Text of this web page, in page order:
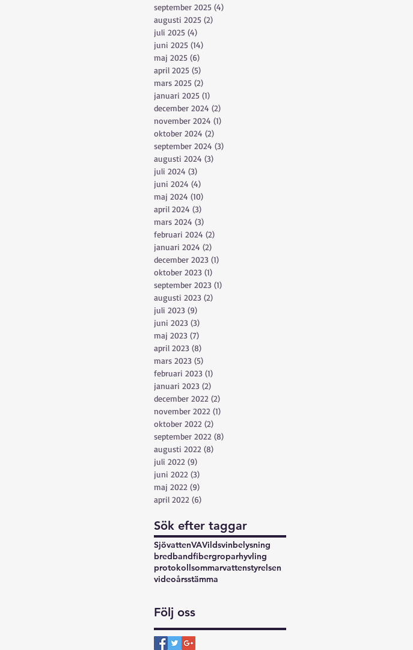
september 2025 (4)
augusti 2025 (2)
juli 2025 (4)
juni 2025 (14)
maj 2025 (6)
april 2025 (5)
mars 2025 (2)
januari 2025 (1)
december 2024 (2)
november 2024 (1)
oktober 2024 (2)
september 2024 (3)
augusti 2024 (3)
juli 2024 (3)
juni 2024 (4)
maj 2024 (10)
april 2024 (3)
mars 2024 (3)
februari 2024 (2)
januari 2024 (2)
december 2023 (1)
oktober 2023 (1)
september 2023 (1)
augusti 2023 (2)
juli 2023 (9)
juni 2023 (3)
maj 2023 (7)
april 2023 (8)
mars 2023 (5)
februari 2023 (1)
januari 2023 (2)
december 2022 (2)
november 2022 (1)
oktober 2022 (2)
september 2022 (8)
augusti 2022 (8)
juli 2022 (9)
juni 2022 (3)
maj 2022 (9)
april 2022 (6)
Sök efter taggar
SjövattenVAVildsvinbelysning
bredbandfibergroparhyvling
protokollsommarvattenstyrelsen
videoårsstämma
Följ oss